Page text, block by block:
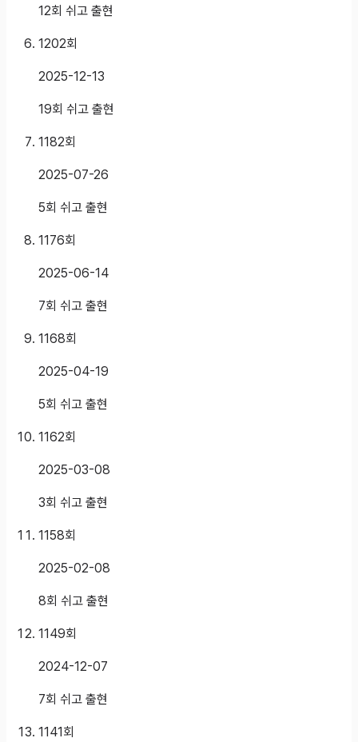
12회 쉬고 출현
1202회
2025-12-13
19회 쉬고 출현
1182회
2025-07-26
5회 쉬고 출현
1176회
2025-06-14
7회 쉬고 출현
1168회
2025-04-19
5회 쉬고 출현
1162회
2025-03-08
3회 쉬고 출현
1158회
2025-02-08
8회 쉬고 출현
1149회
2024-12-07
7회 쉬고 출현
1141회